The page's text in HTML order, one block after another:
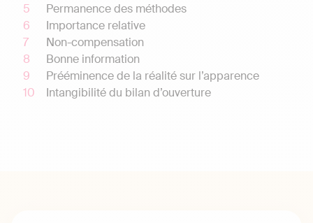
Permanence des méthodes
Importance relative
Non-compensation
Bonne information
Prééminence de la réalité sur l’apparence
Intangibilité du bilan d’ouverture